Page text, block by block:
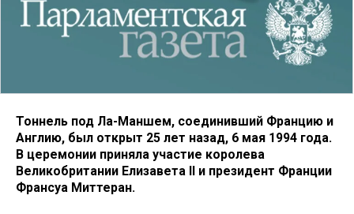
Тоннель под Ла-Маншем, соединивший Францию и
Англию, был открыт 25 лет назад, 6 мая 1994 года.
В церемонии приняла участие королева
Великобритании Елизавета II и президент Франции
Франсуа Миттеран.